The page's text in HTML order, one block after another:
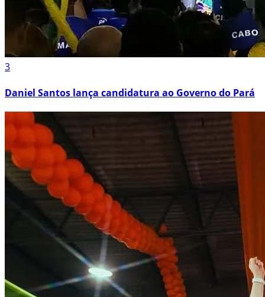
3
Daniel Santos lança candidatura ao Governo do Pará